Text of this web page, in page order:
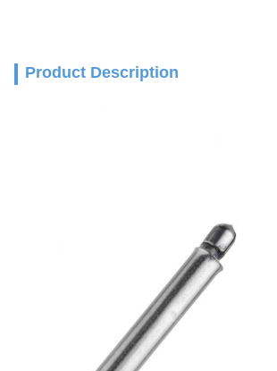
Product Description